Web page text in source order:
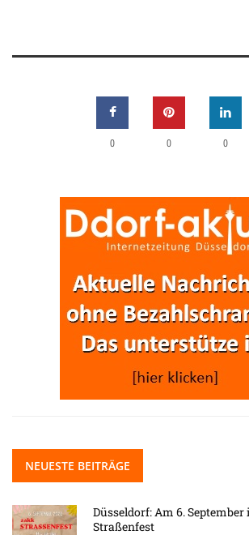
0 0 0
NEUESTE BEITRÄGE
Düsseldorf: Am 6.
Straßenfest